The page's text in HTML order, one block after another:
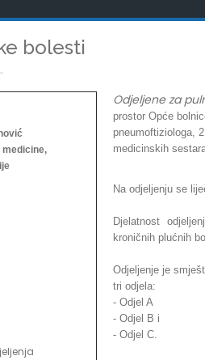
bolesti
Odjeljene za
prostor Opće
pneumoftiziologa,
medicinskih
Na odjeljenju se
Djelatnost
kroničnih plućnih
Odjeljenje je
tri odjela:
- Odjel A
- Odjel B i
- Odjel C.